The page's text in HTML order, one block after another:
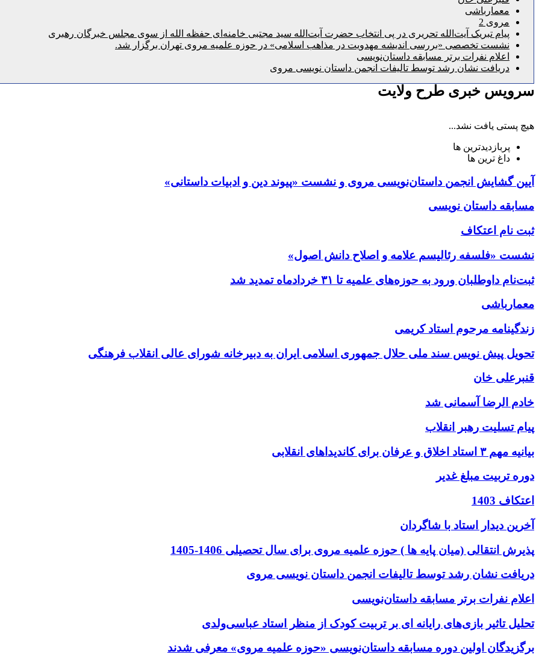
معمارباشی
مروی 2
پیام تبریک آیت‌الله تحریری در پی انتخاب حضرت آیت‌الله سید مجتبی خامنه‌ای حفظه الله از سوی مجلس خبرگان رهبری
نشست تخصصی «بررسی اندیشه مهدویت در مذاهب اسلامی» در حوزه علمیه مروی تهران برگزار شد.
اعلام نفرات برتر مسابقه داستان‌نویسی
دریافت نشان رشد توسط تالیفات انجمن داستان نویسی مروی
سرویس خبری طرح ولایت
هیچ پستی یافت نشد...
پربازدیدترین ها
داغ ترین ها
آیین گشایش انجمن داستان‌نویسی مروی و نشست «پیوند دین و ادبیات داستانی»
مسابقه داستان نویسی
ثبت نام اعتکاف
نشست «فلسفه رئالیسم علامه و اصلاح دانش اصول»
ثبت‌نام داوطلبان ورود به حوزه‌های علمیه تا ۳۱ خردادماه تمدید شد
معمارباشی
زندگینامه مرحوم استاد کریمی
تحویل پیش نویس سند ملی حلال جمهوری اسلامی ایران به دبیرخانه شورای عالی انقلاب فرهنگی
قنبرعلی خان
خادم الرضا آسمانی شد
پیام تسلیت رهبر انقلاب
بیانیه مهم ۳ استاد اخلاق و عرفان برای کاندیداهای انقلابی
دوره تربیت مبلغ غدیر
اعتکاف 1403
آخرین دیدار استاد با شاگردان
پذیرش انتقالی (میان پایه ها ) حوزه علمیه مروی برای سال تحصیلی 1406-1405
دریافت نشان رشد توسط تالیفات انجمن داستان نویسی مروی
اعلام نفرات برتر مسابقه داستان‌نویسی
تحلیل تاثیر بازی‌های رایانه ای بر تربیت کودک از منظر استاد عباسی‌ولدی
برگزیدگان اولین دوره مسابقه داستان‌نویسی «حوزه علمیه مروی» معرفی شدند